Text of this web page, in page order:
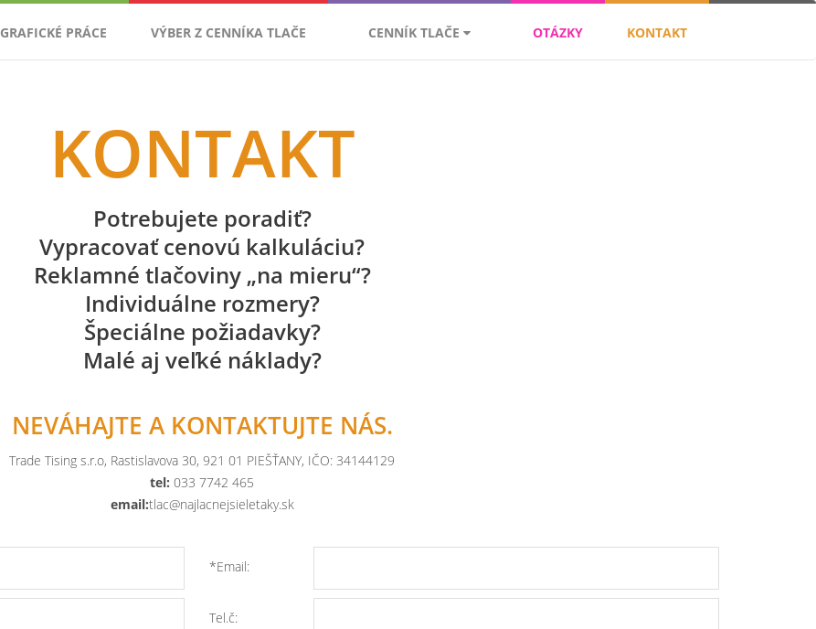
GRAFICKÉ PRÁCE VÝBER Z CENNÍKA TLAČE CENNÍK TLAČE OTÁZKY KONTAKT
KONTAKT
Potrebujete poradiť?
Vypracovať cenovú kalkuláciu?
Reklamné tlačoviny „na mieru“?
Individuálne rozmery?
Špeciálne požiadavky?
Malé aj veľké náklady?
NEVÁHAJTE A KONTAKTUJTE NÁS.
Trade Tising s.r.o, Rastislavova 30, 921 01 PIEŠŤANY, IČO: 34144129
tel: 033 7742 465
email:tlac@najlacnejsieletaky.sk
*Email:
Tel.č: